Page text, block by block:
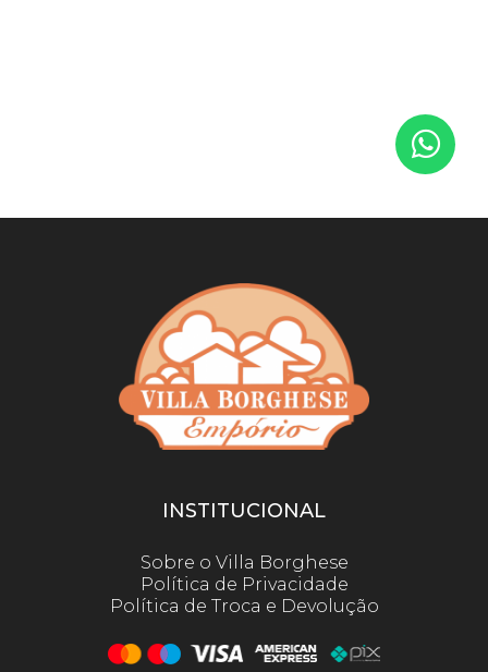
INSTITUCIONAL
Sobre o Villa Borghese
Política de Privacidade
Política de Troca e Devolução